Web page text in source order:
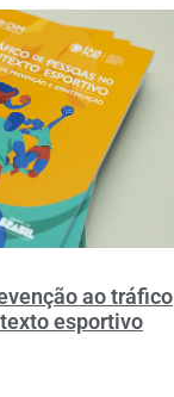
ao tráfico
esportivo